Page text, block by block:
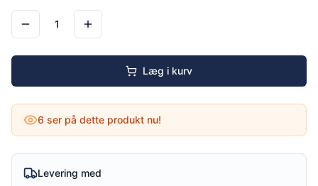
1
Læg i kurv
6 ser på dette produkt nu!
Levering med